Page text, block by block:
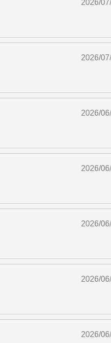
2026/
2026/
2026/
2026/
2026/
2026/
2026/